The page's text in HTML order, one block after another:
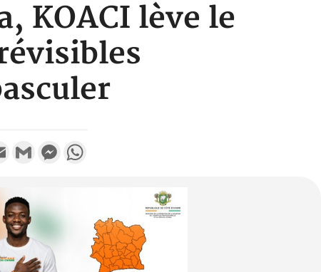
KOACI lève le
Email Gmail Messenger